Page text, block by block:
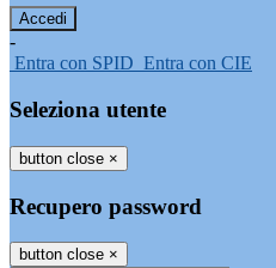
-
Entra con SPID Entra con CIE
Seleziona utente
button close ×
Recupero password
button close ×